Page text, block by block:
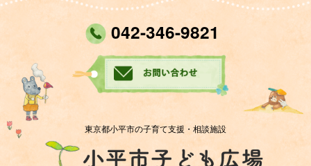
042-346-9821
東京都小平市の子育て支援・相談施設